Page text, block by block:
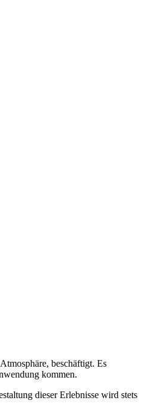
beschäftigt. Es
kommen.
dieser Erlebnisse wird stets